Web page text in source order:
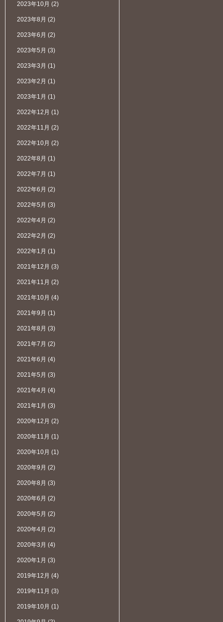
2023年10月 (2)
2023年8月 (2)
2023年6月 (2)
2023年5月 (3)
2023年3月 (1)
2023年2月 (1)
2023年1月 (1)
2022年12月 (1)
2022年11月 (2)
2022年10月 (2)
2022年8月 (1)
2022年7月 (1)
2022年6月 (2)
2022年5月 (3)
2022年4月 (2)
2022年2月 (2)
2022年1月 (1)
2021年12月 (3)
2021年11月 (2)
2021年10月 (4)
2021年9月 (1)
2021年8月 (3)
2021年7月 (2)
2021年6月 (4)
2021年5月 (3)
2021年4月 (4)
2021年1月 (3)
2020年12月 (2)
2020年11月 (1)
2020年10月 (1)
2020年9月 (2)
2020年8月 (3)
2020年6月 (2)
2020年5月 (2)
2020年4月 (2)
2020年3月 (4)
2020年1月 (3)
2019年12月 (4)
2019年11月 (3)
2019年10月 (1)